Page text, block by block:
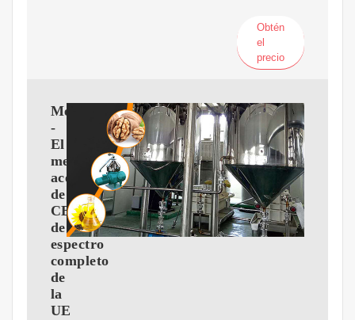
Obtén
el
precio
Medicanah
-
El
mejor
aceite
de
CBD
de
espectro
completo
de
la
UE